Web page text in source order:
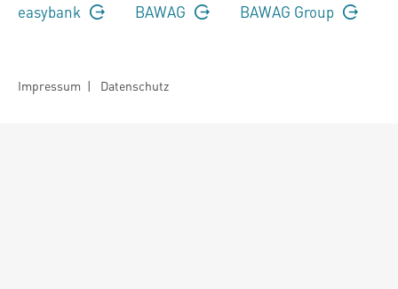
easybank BAWAG BAWAG Group
Impressum | Datenschutz